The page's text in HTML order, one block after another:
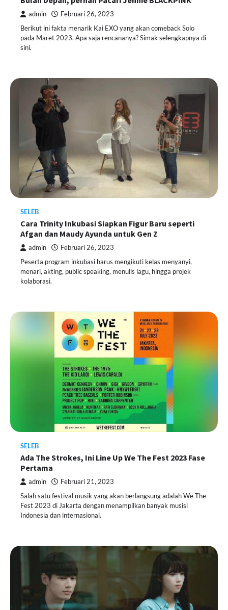
admin Februari 26, 2023
Berikut ini fakta menarik Kai EXO yang akan comeback Solo
pada Maret 2023. Apa saja rencananya? Simak selengkapnya di
sini.
SELEB
Cara Trinity Inkubasi Siapkan Figur Baru seperti
Afgan dan Maudy Ayunda untuk Gen Z
admin Februari 26, 2023
Peserta program inkubasi harus mengikuti kelas menyanyi,
menari, akting, public speaking, menulis lagu, hingga projek
kolaborasi.
SELEB
Ada The Strokes, Ini Line Up We The Fest 2023 Fase
Pertama
admin Februari 21, 2023
Salah satu festival musik yang akan berlangsung adalah We The
Fest 2023 di Jakarta dengan menampilkan banyak musisi
Indonesia dan internasional.